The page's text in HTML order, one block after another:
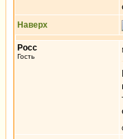
Наверх
Росс
Гость